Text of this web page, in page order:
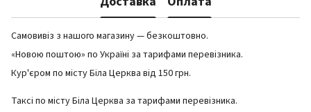
Самовивіз з нашого магазину — безкоштовно.
«Новою поштою» по Україні за тарифами перевізника.
Кур'єром по місту Біла Церква від 150 грн.
Таксі по місту Біла Церква за тарифами перевізника.